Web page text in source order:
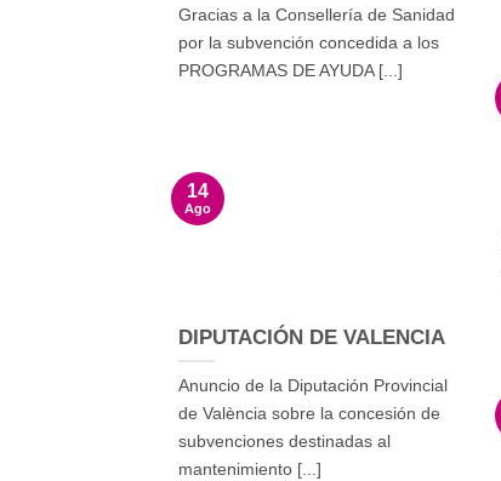
Gracias a la Consellería de Sanidad
por la subvención concedida a los
PROGRAMAS DE AYUDA [...]
DIPUTACIÓN DE VALENCIA
Anuncio de la Diputación Provincial
de València sobre la concesión de
subvenciones destinadas al
mantenimiento [...]
14
Ago